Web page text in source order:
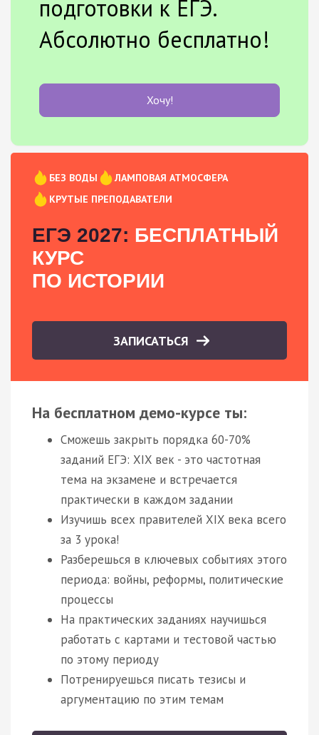
подготовки к ЕГЭ.
Абсолютно бесплатно!
Хочу!
БЕЗ ВОДЫ
ЛАМПОВАЯ АТМОСФЕРА
КРУТЫЕ ПРЕПОДАВАТЕЛИ
ЕГЭ 2027: БЕСПЛАТНЫЙ
КУРС
ПО ИСТОРИИ
ЗАПИСАТЬСЯ
На бесплатном демо-курсе ты:
Сможешь закрыть порядка 60-70%
заданий ЕГЭ: XIX век - это частотная
тема на экзамене и встречается
практически в каждом задании
Изучишь всех правителей XIX века всего
за 3 урока!
Разберешься в ключевых событиях этого
периода: войны, реформы, политические
процессы
На практических заданиях научишься
работать с картами и тестовой частью
по этому периоду
Потренируешься писать тезисы и
аргументацию по этим темам